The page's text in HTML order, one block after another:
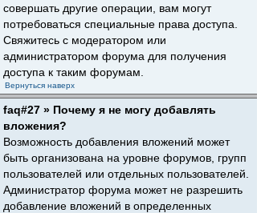
совершать другие операции, вам могут
потребоваться специальные права доступа.
Свяжитесь с модератором или
администратором форума для получения
доступа к таким форумам.
Вернуться наверх
faq#27 » Почему я не могу добавлять
вложения?
Возможность добавления вложений может
быть организована на уровне форумов, групп
пользователей или отдельных пользователей.
Администратор форума может не разрешить
добавление вложений в определенных